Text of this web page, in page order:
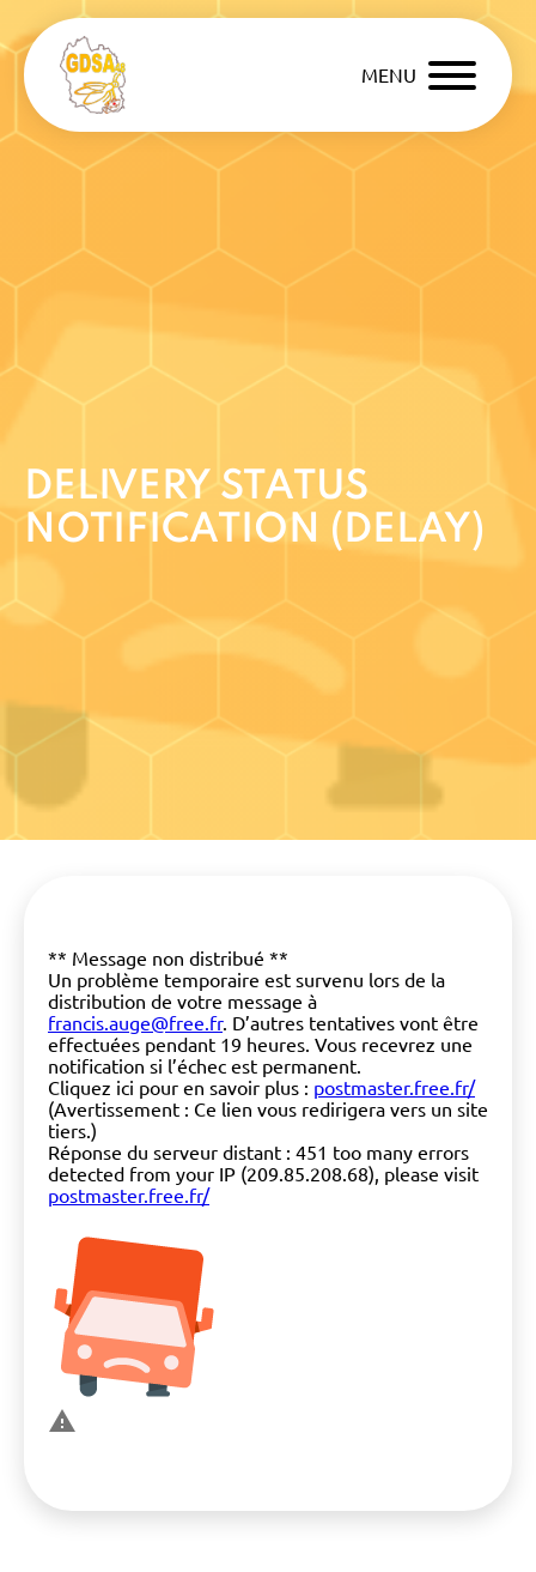
MENU
DELIVERY STATUS
NOTIFICATION (DELAY)
** Message non distribué **
Un problème temporaire est survenu lors de la
distribution de votre message à
francis.auge@free.fr. D’autres tentatives vont être
effectuées pendant 19 heures. Vous recevrez une
notification si l’échec est permanent.
Cliquez ici pour en savoir plus : postmaster.free.fr/
(Avertissement : Ce lien vous redirigera vers un site
tiers.)
Réponse du serveur distant : 451 too many errors
detected from your IP (209.85.208.68), please visit
postmaster.free.fr/